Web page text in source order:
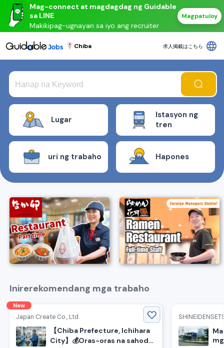
Mag-connect at magdagdag ng Guidable
sa LINE
Makikipag-ugnayan sa iyo ang recruiter
Magpatuloy
Chiba 求人掲載はこちら language
Lugar
Istasyon ng
tren
uri ng trabaho Hapones
Inirerekomendang mga trabaho
New
Japan Create Co., Ltd.
【Chiba Prefecture, Ichihara
City】💰️Oras-oras na sahod